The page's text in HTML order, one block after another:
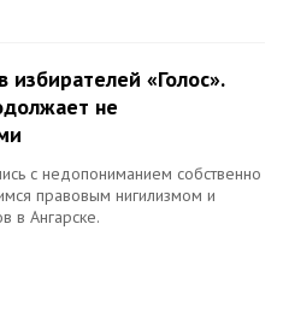
«Голос».
не
с недопониманием собственно
правовым нигилизмом и
в Ангарске.